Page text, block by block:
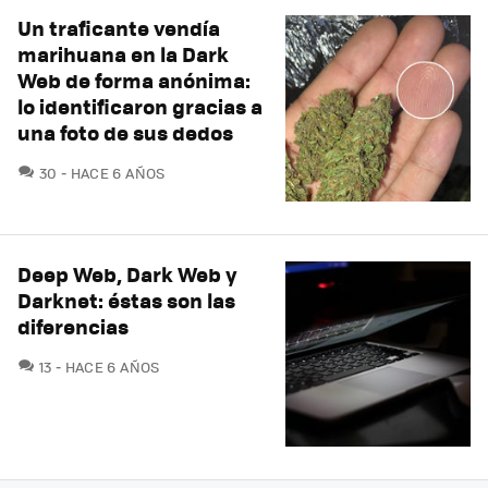
Un traficante vendía
marihuana en la Dark
Web de forma anónima:
lo identificaron gracias a
una foto de sus dedos
30 COMENTARIOS
HACE 6 AÑOS
Deep Web, Dark Web y
Darknet: éstas son las
diferencias
13 COMENTARIOS
HACE 6 AÑOS